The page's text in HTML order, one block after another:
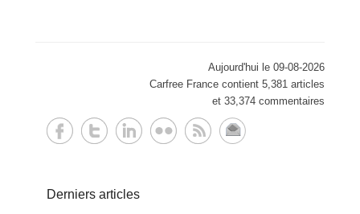
Aujourd'hui le 09-08-2026
Carfree France contient 5,381 articles
et 33,374 commentaires
Derniers articles